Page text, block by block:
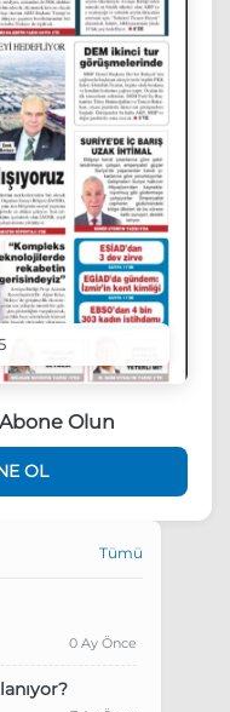
Olun
OL
Tümü
0 Ay Önce